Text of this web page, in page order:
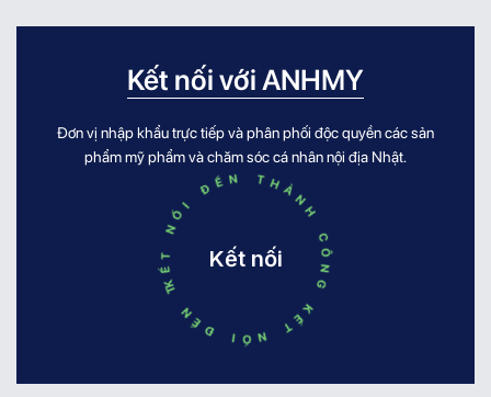
Kết nối với ANHMY
Đơn vị nhập khẩu trực tiếp và phân phối độc quyền các sản
phẩm mỹ phẩm và chăm sóc cá nhân nội địa Nhật.
KẾT NỐI ĐẾN THÀNH CÔNG KẾT NỐI ĐẾN THÀNH CÔNG
Kết nối